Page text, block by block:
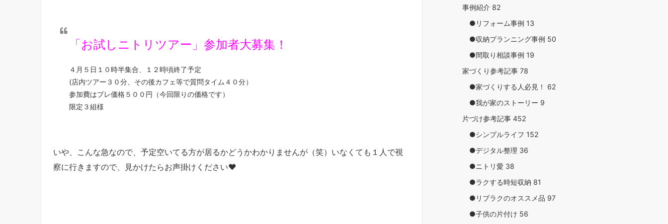
「お試しニトリツアー」参加者大募集！
４月５日１０時半集合、１２時頃終了予定
(店内ツアー３０分、その後カフェ等で質問タイム４０分）
参加費はプレ価格５００円（今回限りの価格です）
限定３組様
いや、こんな急なので、予定空いてる方が居るかどうかわかりませんが（笑）いなくても１人で視
察に行きますので、見かけたらお声掛けください❤
事例紹介 82
●リフォーム事例 13
●収納プランニング事例 50
●間取り相談事例 19
家づくり参考記事 78
●家づくりする人必見！ 62
●我が家のストーリー 9
片づけ参考記事 452
●シンプルライフ 152
●デジタル整理 36
●ニトリ愛 38
●ラクする時短収納 81
●リブラクのオススメ品 97
●子供の片付け 56